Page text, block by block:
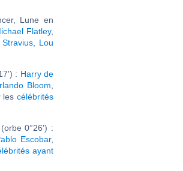
Lune en
Flatley,
, Lou
: Harry de
Bloom
lescélébrités
0°26') :
Escobar,
ayant